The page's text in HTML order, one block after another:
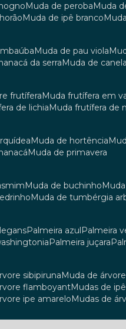
muda de peroba muda
muda de ipê branco
muda de pau viola
da serra
muda de canela
frutífera
muda frutífera em
de lichia
muda frutífera de
muda de hortência
muda de primavera
muda de buchinho
muda de tumbérgia
palmeira azul palmeira
palmeira juçara
sibipiruna
muda de
flamboyant
mudas de
ipe amarelo
mudas de